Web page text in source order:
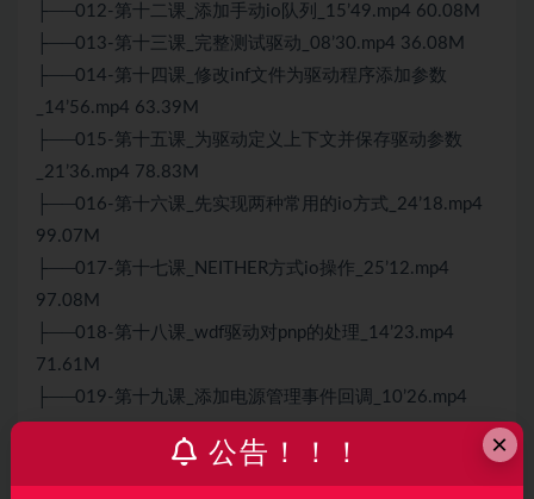
├──012-第十二课_添加手动io队列_15’49.mp4 60.08M
├──013-第十三课_完整测试驱动_08’30.mp4 36.08M
├──014-第十四课_修改inf文件为驱动程序添加参数
_14’56.mp4 63.39M
├──015-第十五课_为驱动定义上下文并保存驱动参数
_21’36.mp4 78.83M
├──016-第十六课_先实现两种常用的io方式_24’18.mp4
99.07M
├──017-第十七课_NEITHER方式io操作_25’12.mp4
97.08M
├──018-第十八课_wdf驱动对pnp的处理_14’23.mp4
71.61M
├──019-第十九课_添加电源管理事件回调_10’26.mp4
├──020-第二十一课_电源管理_10’06.mp4 31.50M
×
公告！！！